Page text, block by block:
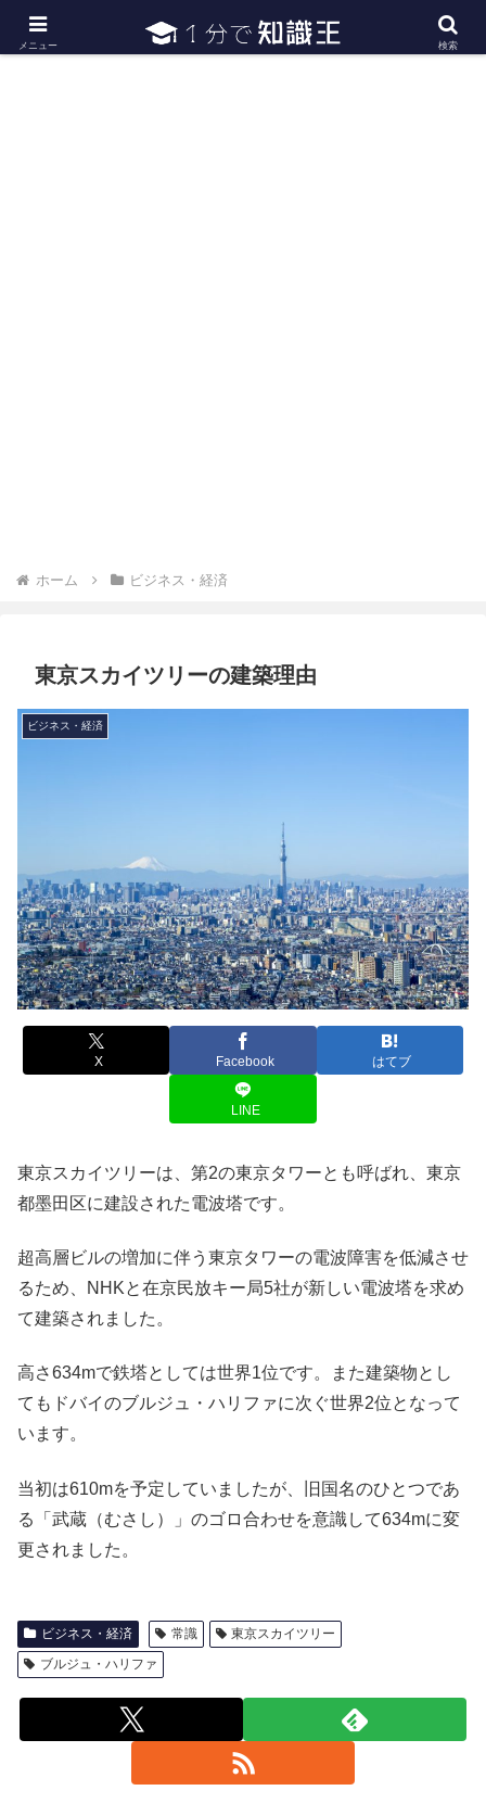
日常で必要な常識・知識や雑学・豆知識を幅広く紹介
ホーム ビジネス・経済
東京スカイツリーの建築理由
ビジネス・経済
X Facebook はてブ
LINE
東京スカイツリーは、第2の東京タワーとも呼ばれ、東京
都墨田区に建設された電波塔です。
超高層ビルの増加に伴う東京タワーの電波障害を低減させ
るため、NHKと在京民放キー局5社が新しい電波塔を求め
て建築されました。
高さ634mで鉄塔としては世界1位です。また建築物とし
てもドバイのブルジュ・ハリファに次ぐ世界2位となって
います。
当初は610mを予定していましたが、旧国名のひとつであ
る「武蔵（むさし）」のゴロ合わせを意識して634mに変
更されました。
ビジネス・経済 常識
東京スカイツリー
ブルジュ・ハリファ
メニュー 検索